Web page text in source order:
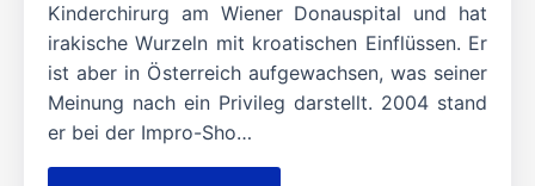
Kinderchirurg am Wiener Donauspital und hat
irakische Wurzeln mit kroatischen Einflüssen. Er
ist aber in Österreich aufgewachsen, was seiner
Meinung nach ein Privileg darstellt. 2004 stand
er bei der Impro-Sho…